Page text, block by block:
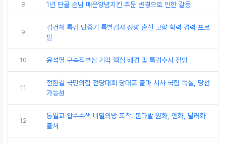
8 1년 단골 손님 매운양념치킨 주문 변경으로 인한 갈등
9
김건희 특검 민중기 특별검사 성향 출신 고향 학력 경력 프로
필
10 윤석열 구속적부심 기각 핵심 배경 및 특검수사 전망
11
전한길 국민의힘 전당대회 당대표 출마 시사 국힘 득실, 당선
가능성
12
통일교 압수수색 비밀의방 포착. 돈다발 원화, 엔화, 달러화
출처